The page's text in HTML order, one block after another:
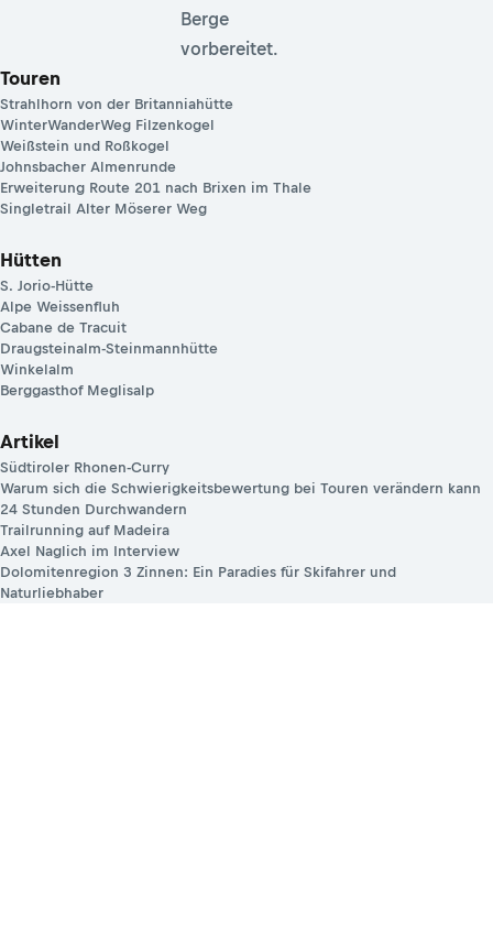
Berge
vorbereitet.
Touren
Strahlhorn von der Britanniahütte
WinterWanderWeg Filzenkogel
Weißstein und Roßkogel
Johnsbacher Almenrunde
Erweiterung Route 201 nach Brixen im Thale
Singletrail Alter Möserer Weg
Hütten
S. Jorio-Hütte
Alpe Weissenfluh
Cabane de Tracuit
Draugsteinalm-Steinmannhütte
Winkelalm
Berggasthof Meglisalp
Artikel
Südtiroler Rhonen-Curry
Warum sich die Schwierigkeitsbewertung bei Touren verändern kann
24 Stunden Durchwandern
Trailrunning auf Madeira
Axel Naglich im Interview
Dolomitenregion 3 Zinnen: Ein Paradies für Skifahrer und
Naturliebhaber